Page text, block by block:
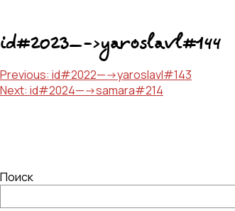
id#2023—->yaroslavl#144
Навигация
по
Previous: id#2022—->yaroslavl#143
Next: id#2024—->samara#214
Поиск